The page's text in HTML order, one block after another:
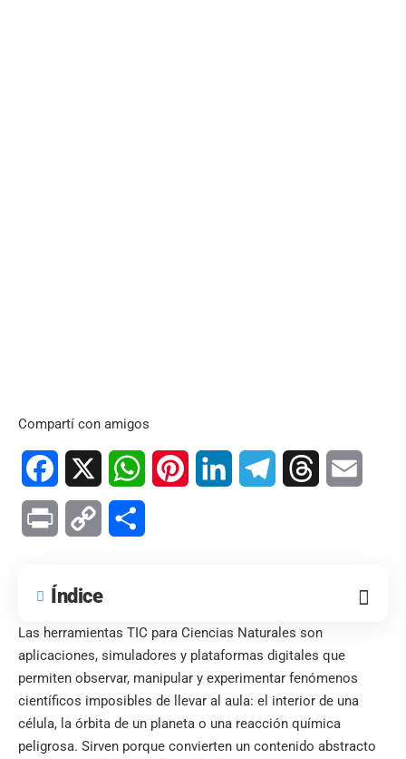
Compartí con amigos
Facebook WhatsAppPinterest LinkedIn TelegramThreads
Print Copy
Índice
Las herramientas TIC para Ciencias Naturales son
aplicaciones, simuladores y plataformas digitales que
permiten observar, manipular y experimentar fenómenos
científicos imposibles de llevar al aula: el interior de una
célula, la órbita de un planeta o una reacción química
peligrosa. Sirven porque convierten un contenido abstracto